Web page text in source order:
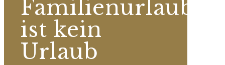
Familienurlaub
ist kein
Urlaub